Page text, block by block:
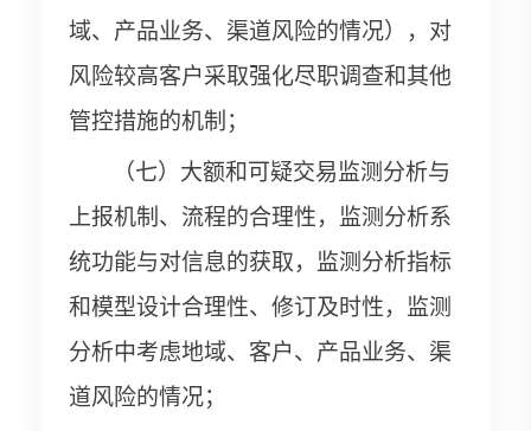
域、产品业务、渠道风险的情况），对
风险较高客户采取强化尽职调查和其他
管控措施的机制；
（七）大额和可疑交易监测分析与
上报机制、流程的合理性，监测分析系
统功能与对信息的获取，监测分析指标
和模型设计合理性、修订及时性，监测
分析中考虑地域、客户、产品业务、渠
道风险的情况；